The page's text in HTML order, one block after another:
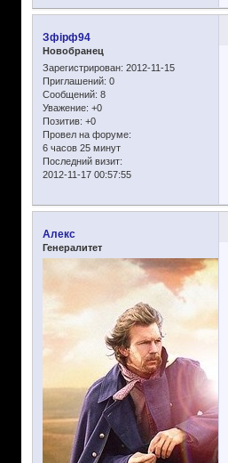
Зфірф94
Новобранец
Зарегистрирован: 2012-11-15
Приглашений: 0
Сообщений: 8
Уважение: +0
Позитив: +0
Провел на форуме:
6 часов 25 минут
Последний визит:
2012-11-17 00:57:55
Алекс
Генералитет